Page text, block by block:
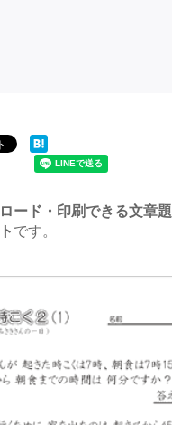
ード・印刷できる文章
です。